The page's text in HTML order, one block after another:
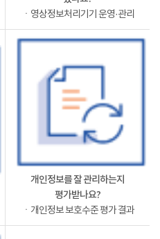
ㆍ영상정보처리기기 운영·관리
개인정보를 잘 관리하는지
평가받나요?
ㆍ개인정보 보호수준 평가 결과